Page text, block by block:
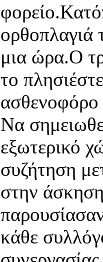
ορθοπλαγιά
μια ώρα.Ο
το
Να
εξωτερικό
συζήτηση
στην
κάθε